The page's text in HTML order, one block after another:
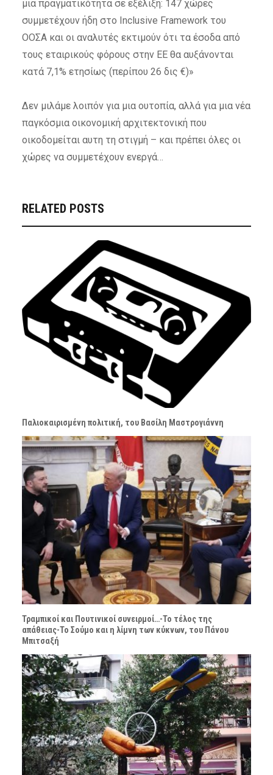
μια πραγματικότητα σε εξέλιξη: 147 χώρες
συμμετέχουν ήδη στο Inclusive Framework του
ΟΟΣΑ και οι αναλυτές εκτιμούν ότι τα έσοδα από
τους εταιρικούς φόρους στην ΕΕ θα αυξάνονται
κατά 7,1% ετησίως (περίπου 26 δις €)»
Δεν μιλάμε λοιπόν για μια ουτοπία, αλλά για μια νέα
παγκόσμια οικονομική αρχιτεκτονική που
οικοδομείται αυτη τη στιγμή – και πρέπει όλες οι
χώρες να συμμετέχουν ενεργά…
RELATED POSTS
Παλιοκαιρισμένη πολιτική, του Βασίλη Μαστρογιάννη
Τραμπικοί και Πουτινικοί συνειρμοί…-Το τέλος της
απάθειας-Το Σούμο και η λίμνη των κύκνων, του Πάνου
Μπιτσαξή